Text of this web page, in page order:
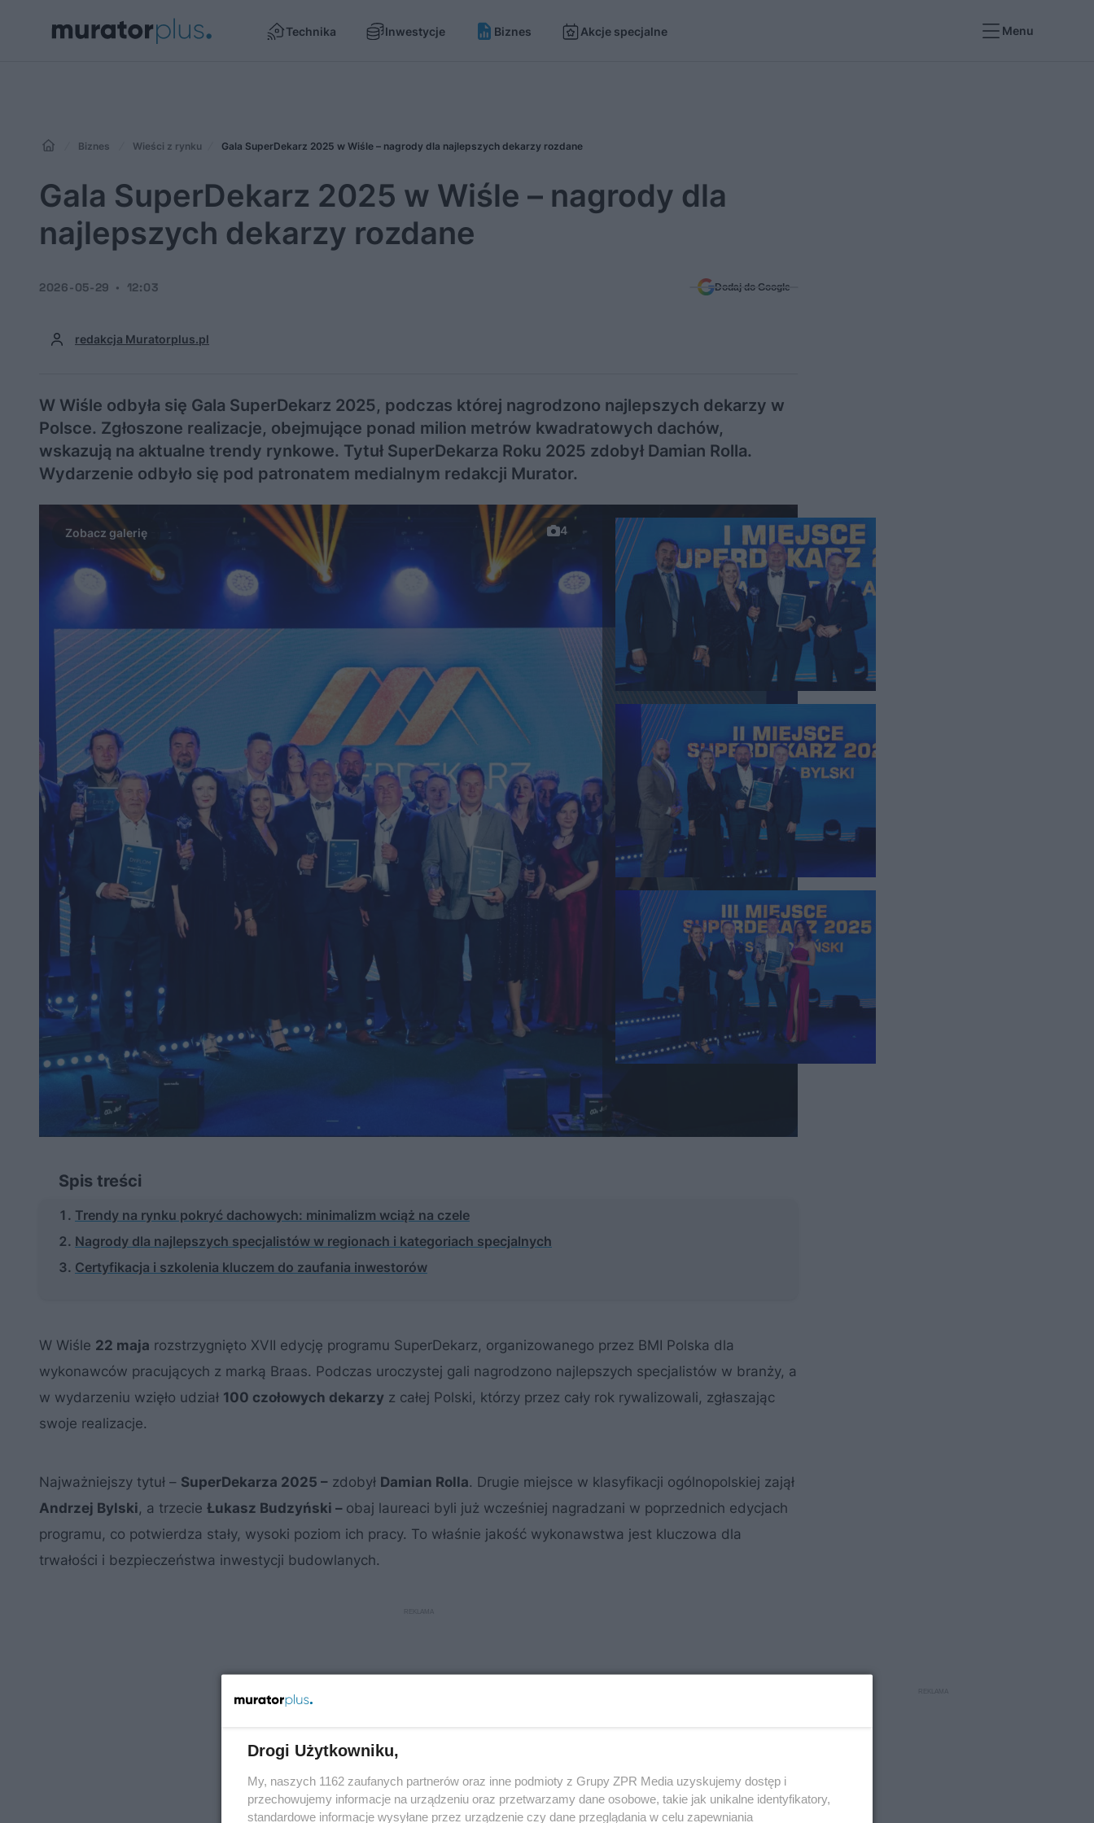
Technika Inwestycje Biznes Akcje specjalne Menu
Biznes Wieści z rynku Gala SuperDekarz 2025 w Wiśle – nagrody dla najlepszych dekarzy rozdane
Gala SuperDekarz 2025 w Wiśle – nagrody dla
najlepszych dekarzy rozdane
redakcja Muratorplus.pl
2026-05-29 12:03 Dodaj do Google
W Wiśle odbyła się Gala SuperDekarz 2025, podczas której nagrodzono najlepszych dekarzy w
Polsce. Zgłoszone realizacje, obejmujące ponad milion metrów kwadratowych dachów,
wskazują na aktualne trendy rynkowe. Tytuł SuperDekarza Roku 2025 zdobył Damian Rolla.
Wydarzenie odbyło się pod patronatem medialnym redakcji Murator.
4
Spis treści
Trendy na rynku pokryć dachowych: minimalizm wciąż na czele
Nagrody dla najlepszych specjalistów w regionach i kategoriach specjalnych
Certyfikacja i szkolenia kluczem do zaufania inwestorów
W Wiśle 22 maja rozstrzygnięto XVII edycję programu SuperDekarz, organizowanego przez BMI Polska dla
wykonawców pracujących z marką Braas. Podczas uroczystej gali nagrodzono najlepszych specjalistów w branży, a
w wydarzeniu wzięło udział 100 czołowych dekarzy z całej Polski, którzy przez cały rok rywalizowali, zgłaszając
swoje realizacje.
Najważniejszy tytuł – SuperDekarza 2025 – zdobył Damian Rolla. Drugie miejsce w klasyfikacji ogólnopolskiej zajął
Andrzej Bylski, a trzecie Łukasz Budzyński – obaj laureaci byli już wcześniej nagradzani w poprzednich edycjach
programu, co potwierdza stały, wysoki poziom ich pracy. To właśnie jakość wykonawstwa jest kluczowa dla
trwałości i bezpieczeństwa inwestycji budowlanych.
Drogi Użytkowniku,
My, naszych 1162 zaufanych partnerów oraz inne podmioty z Grupy ZPR Media uzyskujemy dostęp i
przechowujemy informacje na urządzeniu oraz przetwarzamy dane osobowe, takie jak unikalne identyfikatory,
standardowe informacje wysyłane przez urządzenie czy dane przeglądania w celu zapewniania